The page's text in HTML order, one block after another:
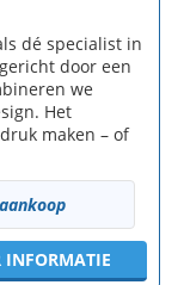
dé specialist in
door een
we
Het
maken – of
INFORMATIE